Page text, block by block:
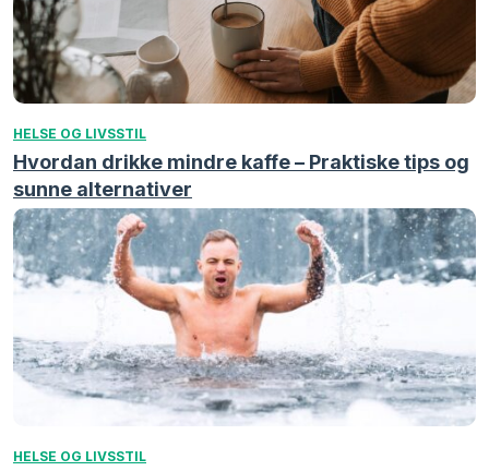
HELSE OG LIVSSTIL
Hvordan drikke mindre kaffe – Praktiske tips og
sunne alternativer
HELSE OG LIVSSTIL